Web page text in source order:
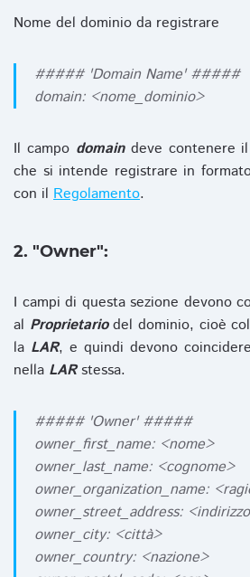
Nome del dominio da registrare
##### 'Domain Name' #####
domain: <nome_dominio>
Il campo domaindeve contenere
che si intende registrare in
con il Regolamento.
2. "Owner":
I campi di questa sezione devono
al Proprietariodel dominio, cioè
la LAR, e quindi devono
nella LARstessa.
##### 'Owner' #####
owner_first_name: <nome>
owner_last_name: <cognome>
owner_organization_name:
owner_street_address:
owner_city: <città>
owner_country: <nazione>